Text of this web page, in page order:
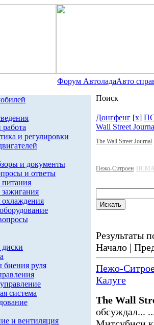
Форум АвтоладаАвто
работа
и регулировки
и документы
и ответы
биения руля
система
и вентиляция
Поиск
Донгфенг [x]
Wall Street
The Wall Street Journal
Пежо-Ситроен ПСМА
Результаты
Начало |
Пежо-
Калуге
The Wall
обсуждал...